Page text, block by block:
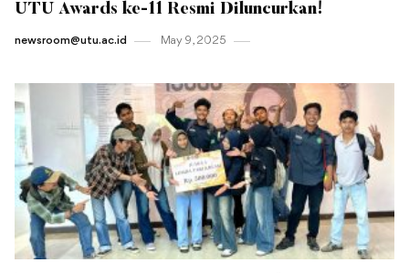
UTU Awards ke-11 Resmi Diluncurkan!
newsroom@utu.ac.id May 9 , 2025